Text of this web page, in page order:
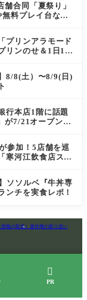
舗合同「夏祭り」
料プレイ台など
プリンアラモード
リンのせ＆1日10
8/8(土）〜8/9(日)
行本店1階に話題
が7/21オープン！
参加！5店舗を巡
寒河江飲食店スタ
ソソルベ『牛丼専
ンチを実食レポ！
報の取扱） 著作権の取り扱い

PR